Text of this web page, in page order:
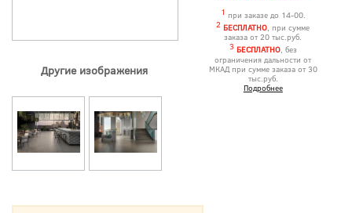
Другие изображения
1 при заказе до 14-00.
2 БЕСПЛАТНО, при сумме
заказа от 20 тыс.руб.
3 БЕСПЛАТНО, без
ограничения дальности от
МКАД при сумме заказа от 30
тыс.руб.
Подробнее